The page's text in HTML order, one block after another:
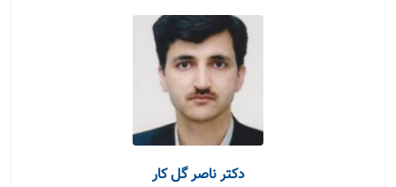
دکتر ناصر گل کار